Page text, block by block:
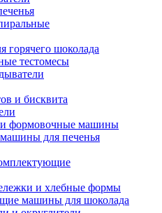
горячего шоколада
тестомесы
и бисквита
формовочные машины
для печенья
и хлебные формы
машины для шоколада